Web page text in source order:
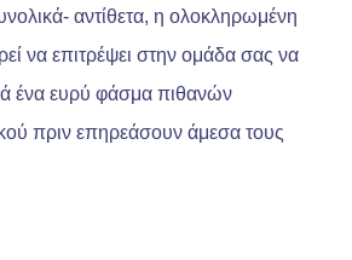
αντίθετα, η ολοκληρωμένη
να επιτρέψει στην ομάδα σας να
ένα ευρύ φάσμα πιθανών
πριν επηρεάσουν άμεσα τους